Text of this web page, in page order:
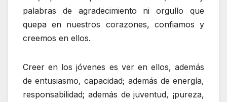
palabras de agradecimiento ni orgullo que
quepa en nuestros corazones, confiamos y
creemos en ellos.
Creer en los jóvenes es ver en ellos, además
de entusiasmo, capacidad; además de energía,
responsabilidad; además de juventud, ¡pureza,